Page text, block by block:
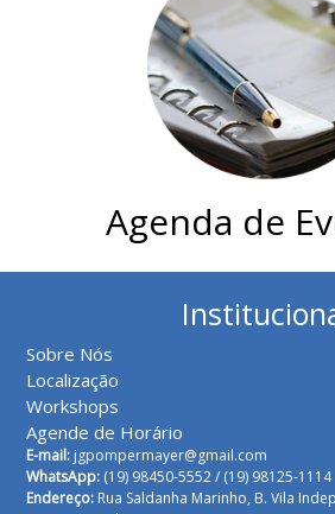
Agenda de
Sobre Nós
Localização
Workshops
Agende de Horário
E-mail: jgpompermayer@gmail.com
WhatsApp: (19) 98450-5552 / (19) 98125-1114
Endereço: Rua Saldanha Marinho, B. Vila